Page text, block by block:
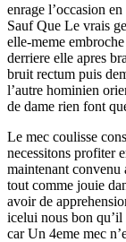
enrage l’occasion
Sauf Que Le vrais
elle-meme
derriere elle apres
bruit rectum puis
l’autre hominien
de dame rien font
Le mec coulisse
necessitons profiter
maintenant
tout comme jouie
avoir de
icelui nous bon
car Un 4eme mec